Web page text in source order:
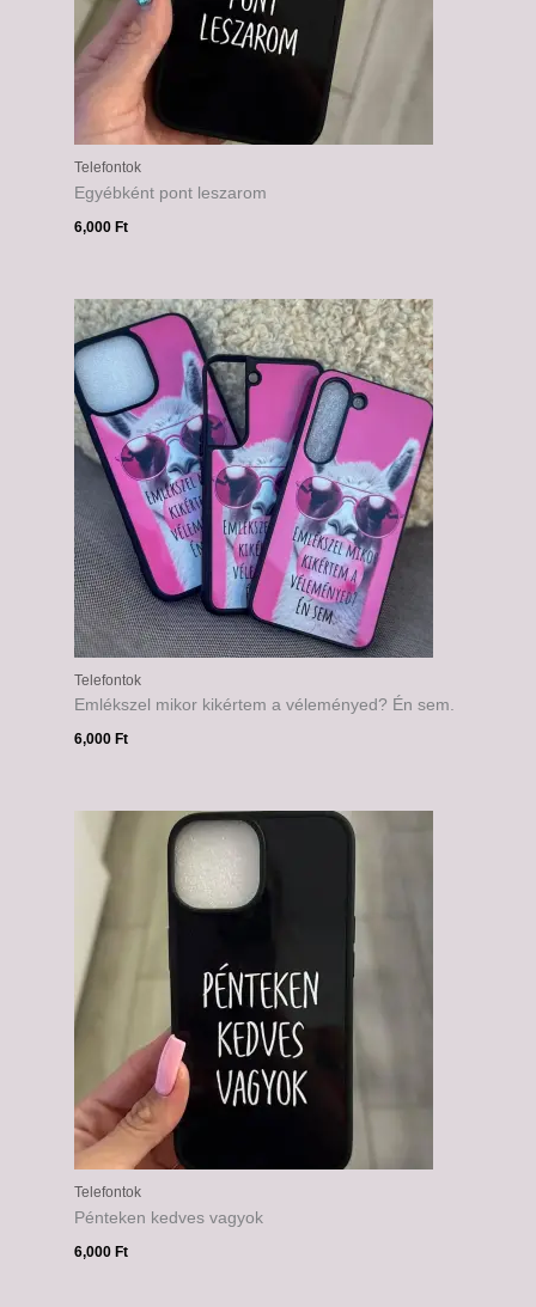
Telefontok
Egyébként pont leszarom
6,000Ft
Telefontok
Emlékszel mikor kikértem a véleményed? Én sem.
6,000 Ft
Telefontok
Pénteken kedves vagyok
6,000 Ft